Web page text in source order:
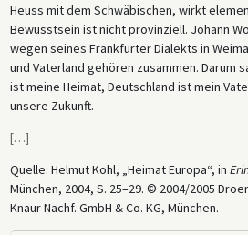
Heuss mit dem Schwäbischen, wirkt
Bewusstsein ist nicht provinziell. Johann
wegen seines Frankfurter Dialekts in
und Vaterland gehören zusammen. Darum
ist meine Heimat, Deutschland ist mein
unsere Zukunft.
[…]
Quelle: Helmut Kohl, „Heimat Europa“, in
München, 2004, S. 25–29. © 2004/2005
Knaur Nachf. GmbH & Co. KG, München.